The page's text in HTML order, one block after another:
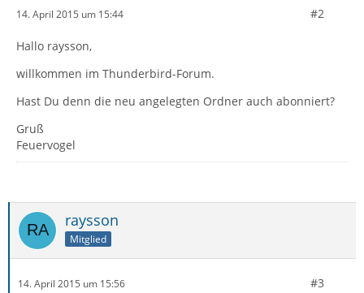
14. April 2015 um 15:44 #2
Hallo raysson,
willkommen im Thunderbird-Forum.
Hast Du denn die neu angelegten Ordner auch abonniert?
Gruß
Feuervogel
raysson
Mitglied
14. April 2015 um 15:56 #3